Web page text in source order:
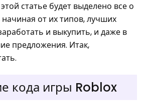
статье будет выделено все о
начиная от их типов, лучших
и выкупить, и даже в
предложения. Итак,
кода игры Roblox